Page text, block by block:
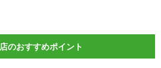
のおすすめポイント